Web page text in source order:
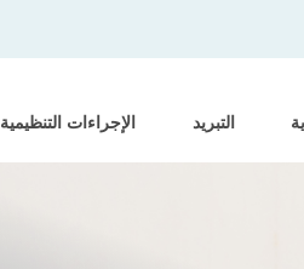
التبريد الإجراءات التنظيمية